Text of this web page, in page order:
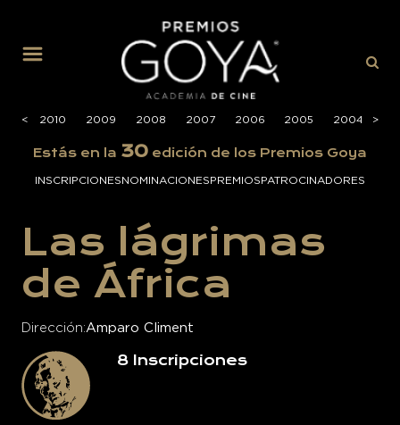
<
< 2010 2009 2008 2007 2006 2005 2004 >
>
Estás en la 30 edición de los Premios Goya
INSCRIPCIONESNOMINACIONESPREMIOSPATROCINADORES
Las lágrimas
de África
Dirección Amparo Climent
8 Inscripciones